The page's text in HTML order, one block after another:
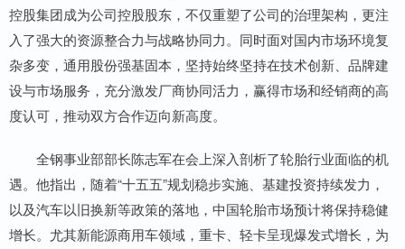
控股集团成为公司控股股东，不仅重塑了公司的治理架构，更注
入了强大的资源整合力与战略协同力。同时面对国内市场环境复
杂多变，通用股份强基固本，坚持始终坚持在技术创新、品牌建
设与市场服务，充分激发厂商协同活力，赢得市场和经销商的高
度认可，推动双方合作迈向新高度。
全钢事业部部长陈志军在会上深入剖析了轮胎行业面临的机
遇。他指出，随着“十五五”规划稳步实施、基建投资持续发力，
以及汽车以旧换新等政策的落地，中国轮胎市场预计将保持稳健
增长。尤其新能源商用车领域，重卡、轻卡呈现爆发式增长，为